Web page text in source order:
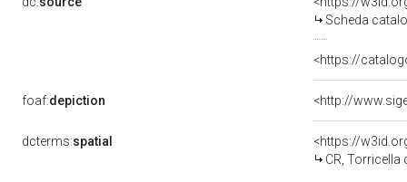
Scheda
<https://
foaf:depiction
dcterms:spatial
<https://
CR, Torricella